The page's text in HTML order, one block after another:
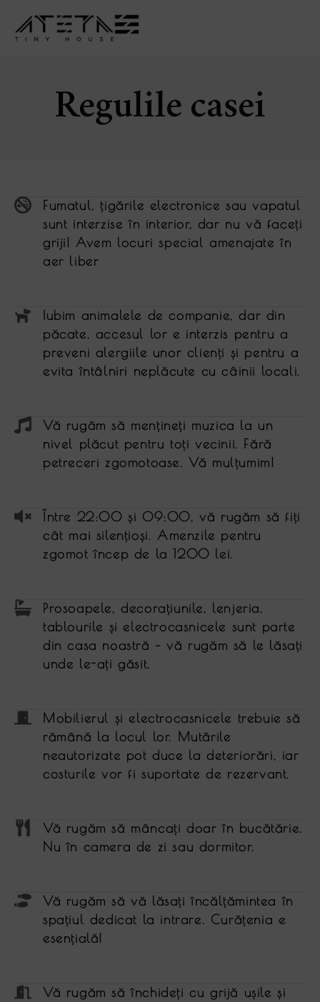
Regulile casei
Fumatul, ţigările electronice sau vapatul
sunt interzise în interior, dar nu vă faceţi
griji! Avem locuri special amenajate în
aer liber
Iubim animalele de companie, dar din
păcate, accesul lor e interzis pentru a
preveni alergiile unor clienţi și pentru a
evita întâlniri neplăcute cu câinii locali.
Vă rugăm să menţineţi muzica la un
nivel plăcut pentru toţi vecinii. Fără
petreceri zgomotoase. Vă mulţumim!
Între 22:00 și 09:00, vă rugăm să fiţi
cât mai silenţioși. Amenzile pentru
zgomot încep de la 1200 lei.
Prosoapele, decoraţiunile, lenjeria,
tablourile și electrocasnicele sunt parte
din casa noastră – vă rugăm să le lăsaţi
unde le-aţi găsit.
Mobilierul și electrocasnicele trebuie să
rămână la locul lor. Mutările
neautorizate pot duce la deteriorări, iar
costurile vor fi suportate de rezervant.
Vă rugăm să mâncaţi doar în bucătărie.
Nu în camera de zi sau dormitor.
Vă rugăm să vă lăsaţi încălţămintea în
spaţiul dedicat la intrare. Curăţenia e
esenţială!
Vă rugăm să închideţi cu grijă ușile și